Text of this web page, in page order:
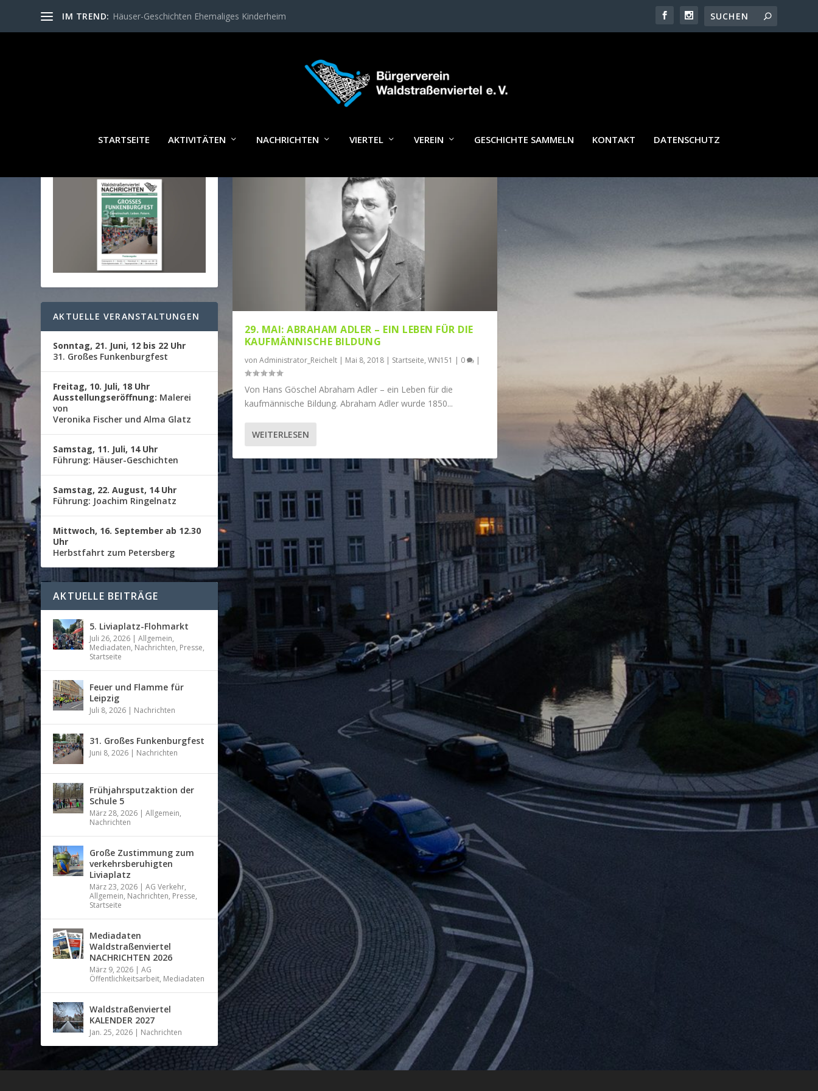
IM TREND: Häuser-Geschichten Ehemaliges Kinderheim
STARTSEITE AKTIVITÄTEN NACHRICHTEN VIERTEL VEREIN GESCHICHTE SAMMELN KONTAKT DATENSCHUTZ
SCHLAGWORT:HANS GÖSCHEL
29. MAI: ABRAHAM ADLER – EIN LEBEN FÜR DIE
KAUFMÄNNISCHE BILDUNG
von Administrator_Reichelt| Mai 8, 2018| Startseite, WN151 | 0 |
Von Hans Göschel Abraham Adler – ein Leben für die
kaufmännische Bildung. Abraham Adler wurde 1850...
WEITERLESEN
WALDSTRASSENVIERTEL N
AKTUELLE VERANSTALTUNGEN
Sonntag, 21. Juni, 12 bis 22 Uhr
31. Großes Funkenburgfest
Freitag, 10. Juli, 18 Uhr
Ausstellungseröffnung: Malerei
von
Veronika Fischer und Alma Glatz
Samstag, 11. Juli, 14 Uhr
Führung: Häuser-Geschichten
Samstag, 22. August, 14 Uhr
Führung: Joachim Ringelnatz
Mittwoch, 16. September ab 12.30
Uhr
Herbstfahrt zum Petersberg
AKTUELLE BEITRÄGE
5. Liviaplatz-Flohmarkt
Juli 26, 2026 |Allgemein,
Mediadaten, Nachrichten, Presse,
Startseite
Feuer und Flamme für
Leipzig
Juli 8, 2026 | Nachrichten
31. Großes Funkenburgfest
Juni 8, 2026 | Nachrichten
Frühjahrsputzaktion der
Schule 5
März 28, 2026 |Allgemein,
Nachrichten
Große Zustimmung zum
verkehrsberuhigten
Liviaplatz
März 23, 2026 |AG Verkehr,
Allgemein, Nachrichten, Presse,
Startseite
Mediadaten
Waldstraßenviertel
NACHRICHTEN 2026
März 9, 2026 |AG
Öffentlichkeitsarbeit, Mediadaten
Waldstraßenviertel
KALENDER 2027
Jan. 25, 2026 | Nachrichten